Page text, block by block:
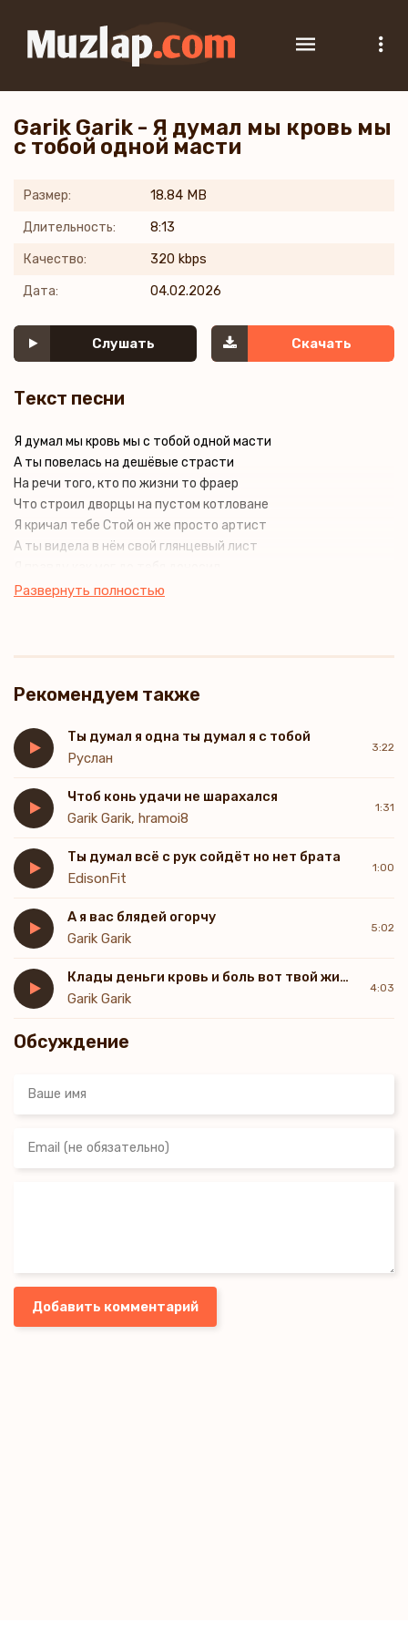
Garik Garik - Я думал мы кровь мы
с тобой одной масти
Размер: 18.84 MB
Длительность: 8:13
Качество: 320 kbps
Дата: 04.02.2026
Слушать Скачать
Текст песни
Я думал мы кровь мы с тобой одной масти
А ты повелась на дешёвые страсти
На речи того, кто по жизни то фраер
Что строил дворцы на пустом котловане
Я кричал тебе Стой он же просто артист
А ты видела в нём свой глянцевый лист
Но ты оттолкнула, не хватило мне сил
Я верен словам, что впитались с малых лет
Развернуть полностью
Рекомендуем также
Ты думал я одна ты думал я с тобой
Руслан
3:22
Чтоб конь удачи не шарахался
Garik Garik, hramoi8
1:31
Ты думал всё с рук сойдёт но нет брата
EdisonFit
1:00
А я вас блядей огорчу
Garik Garik
5:02
Клады деньги кровь и боль вот твой жизненный устой
Garik Garik
4:03
Обсуждение
Добавить комментарий